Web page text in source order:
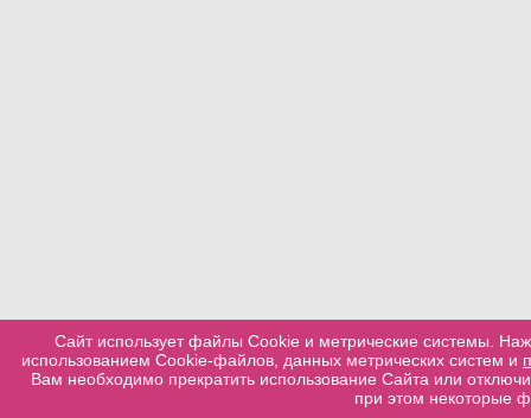
Сайт использует файлы Cookie и метрические системы.
использованием Cookie-файлов, данных метрических систем и
Вам необходимо прекратить использование Сайта или
при этом некоторые